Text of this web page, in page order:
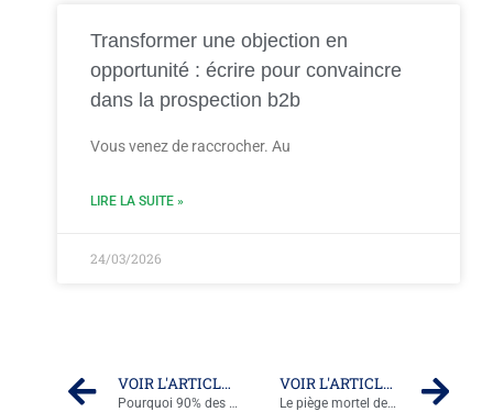
Transformer une objection en
opportunité : écrire pour convaincre
dans la prospection b2b
Vous venez de raccrocher. Au
LIRE LA SUITE »
24/03/2026
VOIR L'ARTICLE PRÉCÉDENT
Pourquoi 90% des pages qui vendent b2b ratent leur cible (et comment l’éviter)
VOIR L'ARTICLE SUIVANT
Le piège mortel des pages qui vendent trop bien… et comment l’éviter